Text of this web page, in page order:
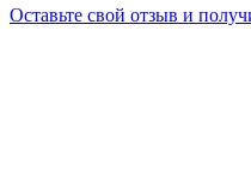
Оставьте свой отзыв и